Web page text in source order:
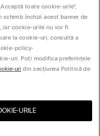
States
toate cookie-urile”,
închizi acest banner de
iar cookie-urile nu vor fi
la cookie-uri, consultă a
policy-
uri. Poți modifica preferințele
uri din secțiunea Politică de
URILE